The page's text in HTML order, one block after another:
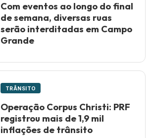
Com eventos ao longo do final
de semana, diversas ruas
serão interditadas em Campo
Grande
TRÂNSITO
Operação Corpus Christi: PRF
registrou mais de 1,9 mil
inflações de trânsito